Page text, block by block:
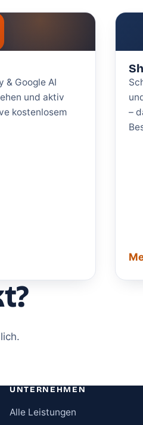
& Google AI
und aktiv
kostenlosem
–
UNTERNEHMEN
Alle Leistungen